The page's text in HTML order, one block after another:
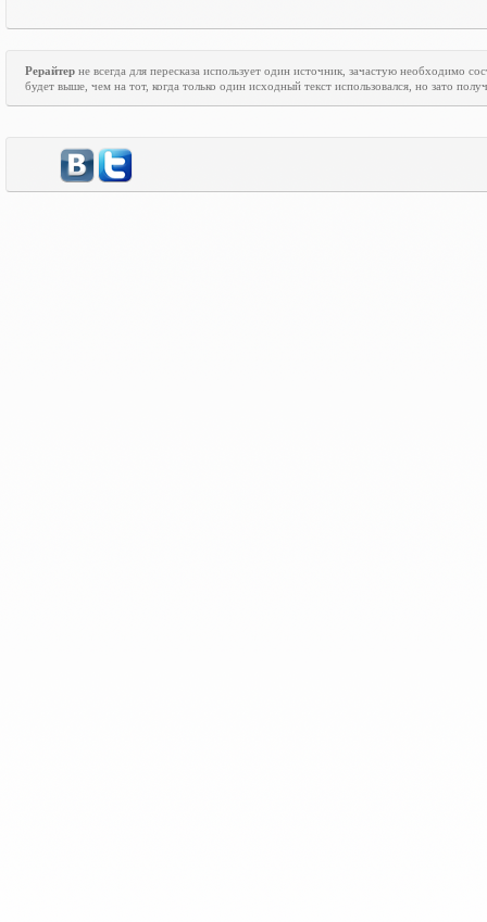
Рерайтер не всегда для пересказа использует один источник, зачастую необходимо
будет выше, чем на тот, когда только один исходный текст использовался, но зато